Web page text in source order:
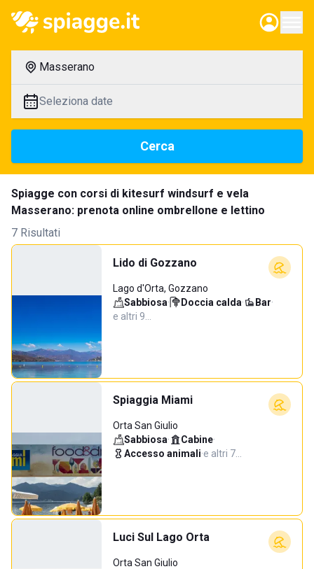
Masserano
Seleziona date
Cerca
Spiagge con corsi di kitesurf windsurf e vela
Masserano: prenota online ombrellone e lettino
7 Risultati
Lido di Gozzano
Lago d'Orta, Gozzano
Sabbiosa· Doccia calda· Bar·
e altri 9…
Spiaggia Miami
Orta San Giulio
Sabbiosa· Cabine·
Accesso animali·e altri 7…
Luci Sul Lago Orta
Orta San Giulio